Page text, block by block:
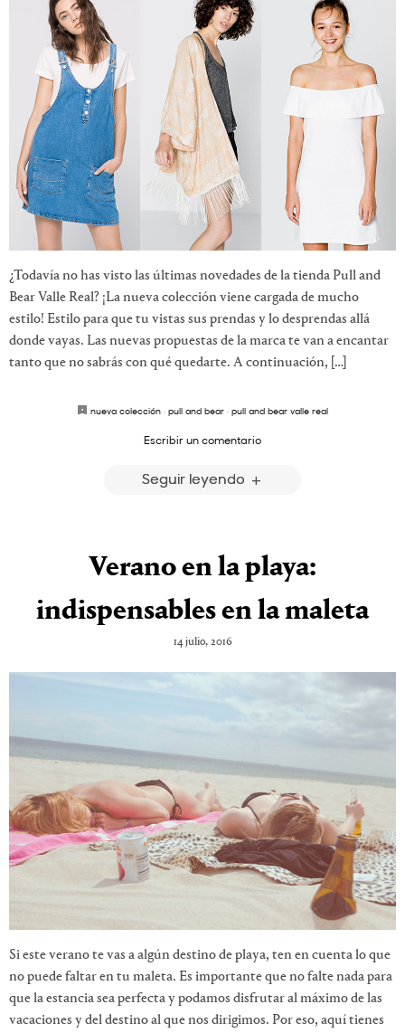
¿Todavía no has visto las últimas novedades de la tienda Pull and
Bear Valle Real? ¡La nueva colección viene cargada de mucho
estilo! Estilo para que tu vistas sus prendas y lo desprendas allá
donde vayas. Las nuevas propuestas de la marca te van a encantar
tanto que no sabrás con qué quedarte. A continuación, […]
nueva colección · pull and bear · pull and bear valle real
Escribir un comentario
Seguir leyendo
Verano en la playa:
indispensables en la maleta
14 julio, 2016
Si este verano te vas a algún destino de playa, ten en cuenta lo que
no puede faltar en tu maleta. Es importante que no falte nada para
que la estancia sea perfecta y podamos disfrutar al máximo de las
vacaciones y del destino al que nos dirigimos. Por eso, aquí tienes